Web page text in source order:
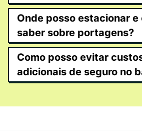
Onde posso estacionar e
saber sobre portagens?
Como posso evitar
adicionais de seguro no